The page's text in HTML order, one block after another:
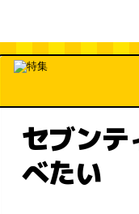
セブンテ
べたい